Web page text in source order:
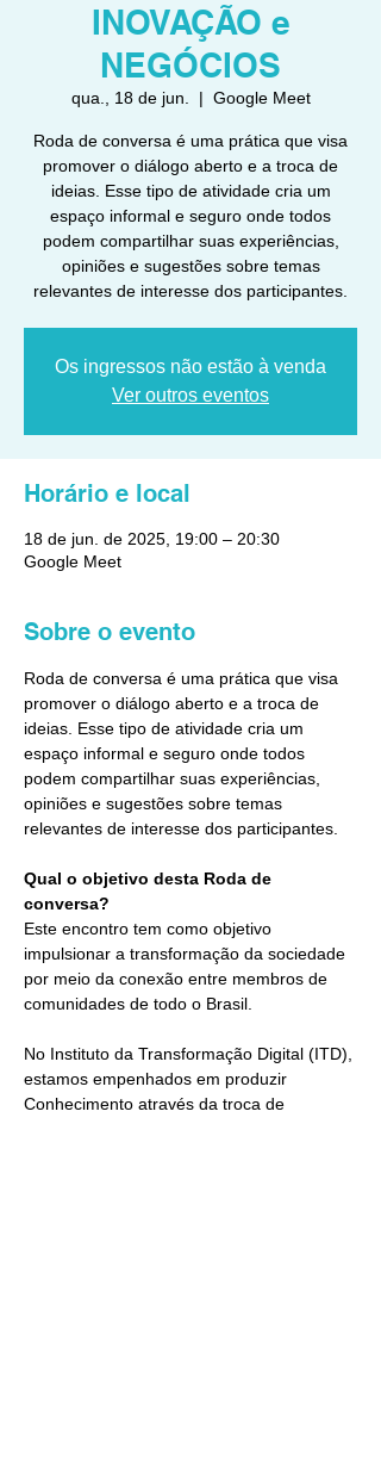
INOVAÇÃO e
NEGÓCIOS
qua., 18 de jun.
  |
Google Meet
Roda de conversa é uma prática que visa
promover o diálogo aberto e a troca de
ideias. Esse tipo de atividade cria um
espaço informal e seguro onde todos
podem compartilhar suas experiências,
opiniões e sugestões sobre temas
relevantes de interesse dos participantes.
Os ingressos não estão à venda
Ver outros eventos
Horário e local
18 de jun. de 2025, 19:00 – 20:30
Google Meet
Sobre o evento
Roda de conversa é uma prática que visa
promover o diálogo aberto e a troca de
ideias. Esse tipo de atividade cria um
espaço informal e seguro onde todos
podem compartilhar suas experiências,
opiniões e sugestões sobre temas
relevantes de interesse dos participantes.
Qual o objetivo desta Roda de
conversa?
Este encontro tem como objetivo
impulsionar a transformação da sociedade
por meio da conexão entre membros de
comunidades de todo o Brasil.
No Instituto da Transformação Digital (ITD),
estamos empenhados em produzir
Conhecimento através da troca de